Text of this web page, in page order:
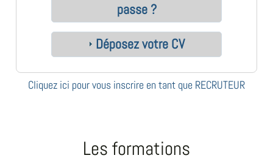
passe ?
Déposez votre CV
Cliquez ici pour vous inscrire en tant que RECRUTEUR
Les formations